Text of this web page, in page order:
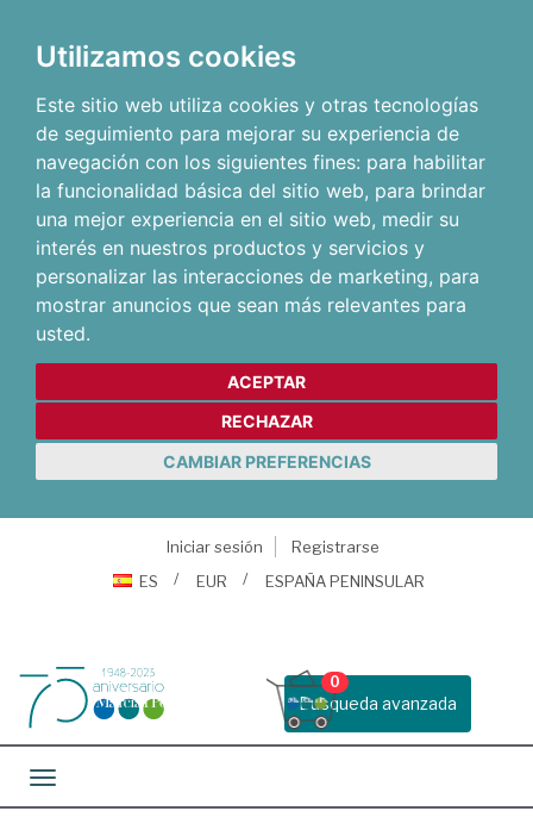
Utilizamos cookies
Este sitio web utiliza cookies y otras tecnologías
de seguimiento para mejorar su experiencia de
navegación con los siguientes fines: para habilitar
la funcionalidad básica del sitio web, para brindar
una mejor experiencia en el sitio web, medir su
interés en nuestros productos y servicios y
personalizar las interacciones de marketing, para
mostrar anuncios que sean más relevantes para
usted.
ACEPTAR
RECHAZAR
CAMBIAR PREFERENCIAS
Iniciar sesión
Registrarse
ES
EUR ESPAÑA PENINSULAR
Busqueda avanzada
0
Toggle navigation